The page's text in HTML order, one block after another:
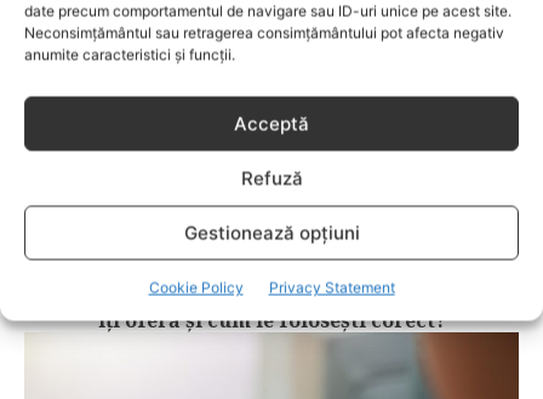
date precum comportamentul de navigare sau ID-uri unice pe acest site.
Neconsimțământul sau retragerea consimțământului pot afecta negativ
anumite caracteristici și funcții.
Acceptă
Refuză
Gestionează opțiuni
Cookie Policy Privacy Statement
ADOLESCENTI
Tracking de sănătate pe smartwatch: ce date
îți oferă și cum le folosești corect?